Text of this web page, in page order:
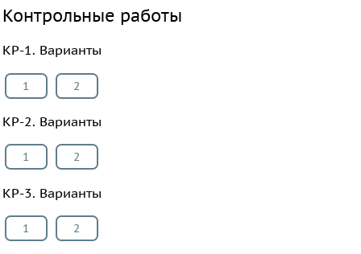
Контрольные работы
КР-1. Варианты
1 2
КР-2. Варианты
1 2
КР-3. Варианты
1 2